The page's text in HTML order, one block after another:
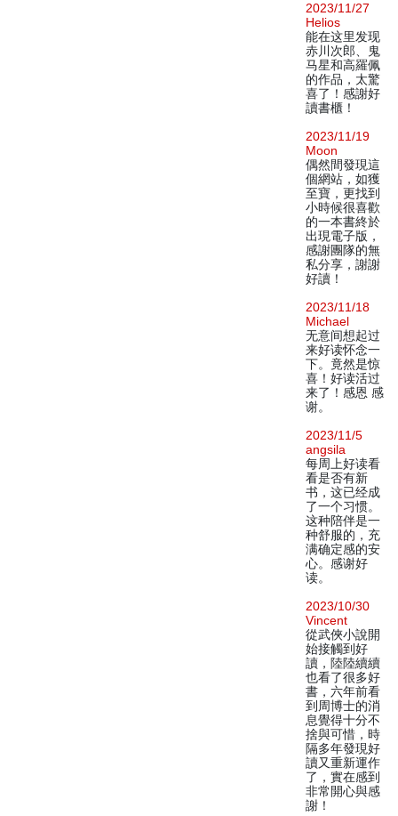
2023/11/27
Helios
能在这里发现
赤川次郎、鬼
马星和高羅佩
的作品，太驚
喜了！感謝好
讀書櫃！
2023/11/19
Moon
偶然間發現這
個網站，如獲
至寶，更找到
小時候很喜歡
的一本書終於
出現電子版，
感謝團隊的無
私分享，謝謝
好讀！
2023/11/18
Michael
无意间想起过
来好读怀念一
下。竟然是惊
喜！好读活过
来了！感恩 感
谢。
2023/11/5
angsila
每周上好读看
看是否有新
书，这已经成
了一个习惯。
这种陪伴是一
种舒服的，充
满确定感的安
心。感谢好
读。
2023/10/30
Vincent
從武俠小說開
始接觸到好
讀，陸陸續續
也看了很多好
書，六年前看
到周博士的消
息覺得十分不
捨與可惜，時
隔多年發現好
讀又重新運作
了，實在感到
非常開心與感
謝！